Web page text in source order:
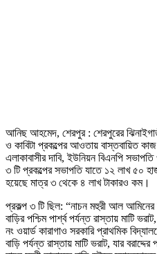
আনিছ আহমেদ, শেরপুর : শেরপুরের
ও কাবিটা প্রকল্পের আওতায় বাস্তবায়িত
এলাকাবাসীর দাবি, ইউনিয়ন বিএনপি
৩ টি প্রকল্পের সভাপতি যাতে ১২ লাখ ৫০
হয়েছে মাত্র ৩ থেকে ৪ লাখ টাকারও কম।
প্রকল্প ৩ টি ছিল: “নাচন মহুরী আল আমিনের
বাড়ির পশ্চিম পার্শ্ব পর্যন্ত রাস্তায় মাটি
নং ওয়ার্ড কারাগাও সরকারি প্রাথমিক
বাড়ি পর্যন্ত রাস্তায় মাটি ভরাট, যার